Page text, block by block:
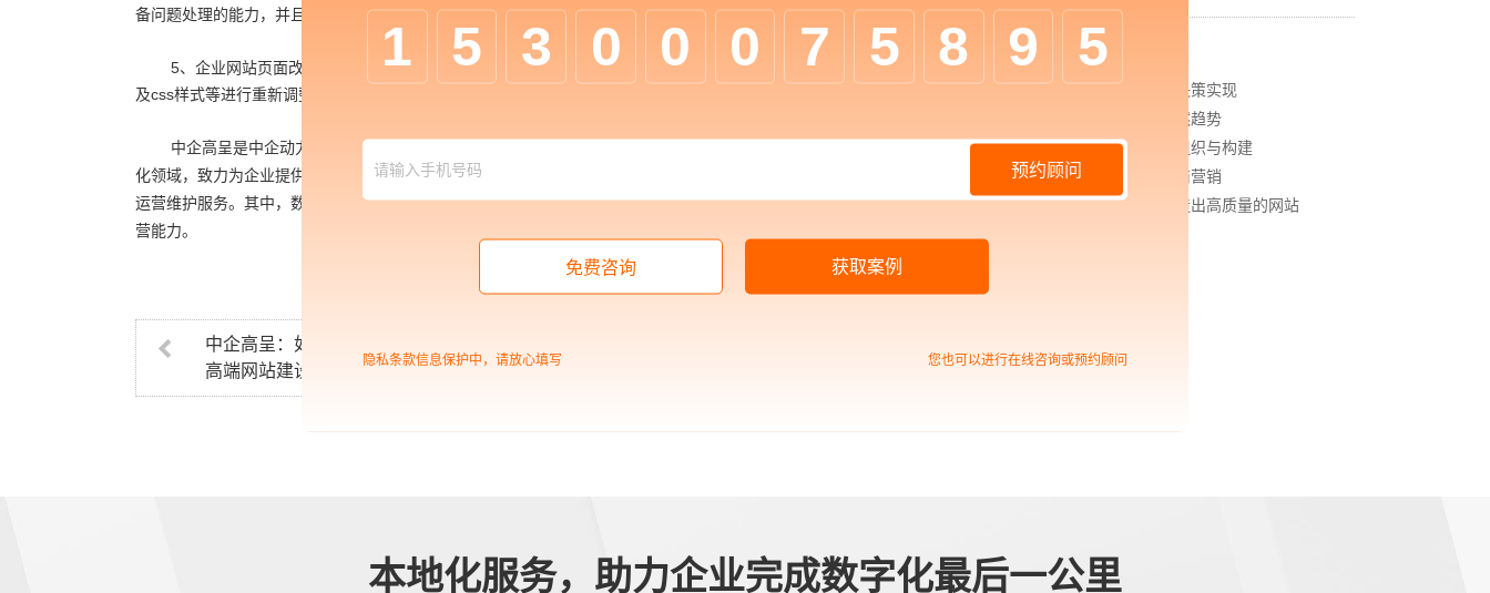
备问题处理的能力，并且要及时有效。
5、企业网站页面改版以及页面优化 。企业网站运行一段时间以后，根据用户需求需要对网站字体，页面布局以
及css样式等进行重新调整，网站更新的内容也需要根据用户需求重新规划、发布。
中企高呈是中企动力科技股份有限公司的高端子品牌，凭借着多年数字介质搭建策略与创意优势，入局企业数字
化领域，致力为企业提供包含数字化营销、数字化商业、数字化管理在内的一站式数字化转型服务，为客户提供
运营维护服务。其中，数字化营销方面，高呈也会针对企业营销获客需求，建立品牌营销私域流量池，提升数字化运
营能力。
中企高呈：如何更好地实现
高端网站建设
相关新闻
企业数字化管理人力资源的决策实现
中企高呈：数字化运营是必然趋势
中企高呈：网站建设之信息组织与构建
中企高呈：企业如何做好电商营销
中企高呈：网站开发怎样打造出高质量的网站
本地化服务，助力企业完成数字化最后一公里
1 5 3 0 0 0 7 5 8 9 5
预约顾问
免费咨询 获取案例
隐私条款信息保护中，请放心填写 您也可以进行在线咨询或预约顾问